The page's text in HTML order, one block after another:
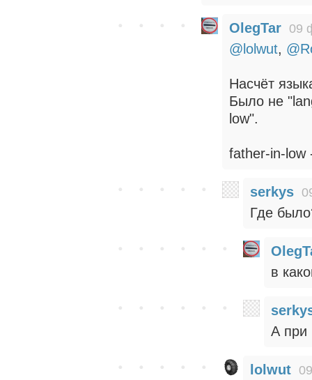
OlegTar 09
@lolwut,
Насчёт
Было не
low".
father-in-low
serkys
Где
в
А при
lolwut